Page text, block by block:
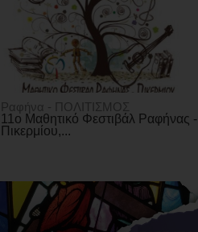
Ραφήνα - ΠΟΛΙΤΙΣΜΟΣ
11o Μαθητικό Φεστιβάλ Ραφήνας -
Πικερμίου,...